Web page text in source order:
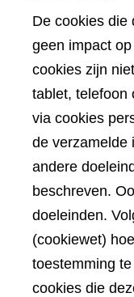
De cookies die
geen impact
cookies zijn
tablet, telefoon
via cookies
de verzamelde
andere
beschreven.
doeleinden.
(cookiewet)
toestemming
cookies die